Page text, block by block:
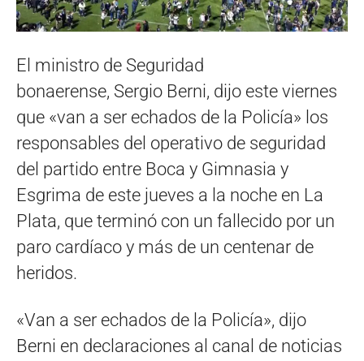
El ministro de Seguridad
bonaerense, Sergio Berni, dijo este viernes
que «van a ser echados de la Policía» los
responsables del operativo de seguridad
del partido entre Boca y Gimnasia y
Esgrima de este jueves a la noche en La
Plata, que terminó con un fallecido por un
paro cardíaco y más de un centenar de
heridos.
«Van a ser echados de la Policía», dijo
Berni en declaraciones al canal de noticias